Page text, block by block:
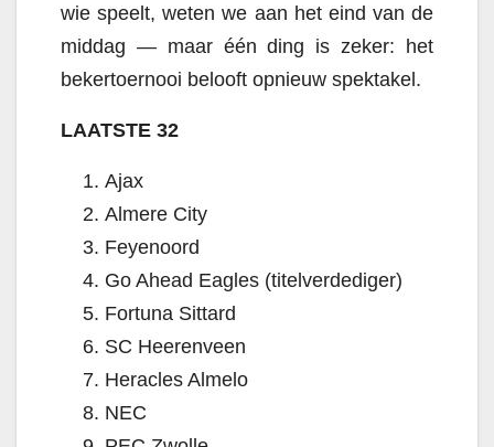
wie speelt, weten we aan het eind van de
middag — maar één ding is zeker: het
bekertoernooi belooft opnieuw spektakel.
LAATSTE 32
Ajax
Almere City
Feyenoord
Go Ahead Eagles (titelverdediger)
Fortuna Sittard
SC Heerenveen
Heracles Almelo
NEC